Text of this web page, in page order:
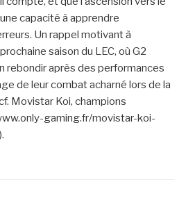
capacité à apprendre
Un rappel motivant à
saison du LEC, où G2
rebondir après des performances
de leur combat acharné lors de la
Movistar Koi, champions
gaming.fr/movistar-koi-